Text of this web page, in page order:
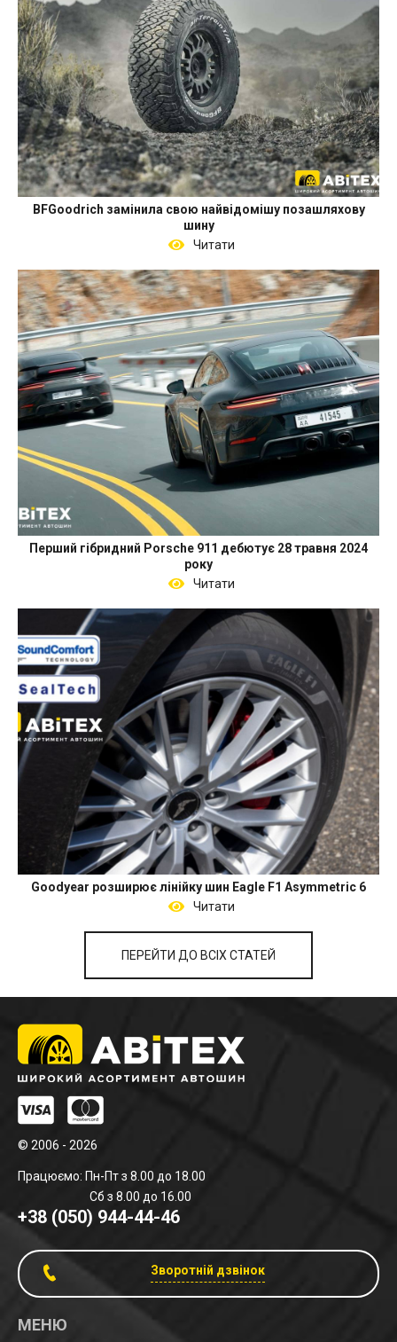
BFGoodrich замінила свою найвідомішу позашляхову
шину
Читати
Перший гібридний Porsche 911 дебютує 28 травня 2024
року
Читати
Goodyear розширює лінійку шин Eagle F1 Asymmetric 6
Читати
ПЕРЕЙТИ ДО ВСІХ СТАТЕЙ
© 2006 - 2026
Працюємо: Пн-Пт з 8.00 до 18.00
Сб з 8.00 до 16.00
+38 (050) 944-44-46
Зворотній дзвінок
МЕНЮ